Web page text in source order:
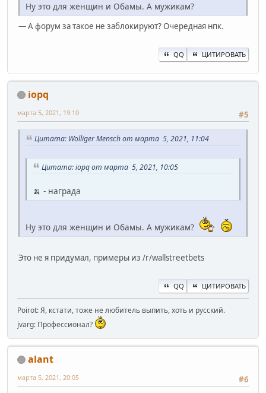
Ну это для женщин и Обамы. А мужикам?
— А форум за такое не заблокируют? Очередная нпк.
QQ ЦИТИРОВАТЬ
iopq
#5
марта 5, 2021, 19:10
Цитата: Wolliger Mensch от марта 5, 2021, 11:04
Цитата: iopq от марта 5, 2021, 10:05
🍌 - награда
Ну это для женщин и Обамы. А мужикам?
Это не я придумал, примеры из /r/wallstreetbets
QQ ЦИТИРОВАТЬ
Poirot: Я, кстати, тоже не любитель выпить, хоть и русский.
jvarg: Профессионал?
alant
#6
марта 5, 2021, 20:05